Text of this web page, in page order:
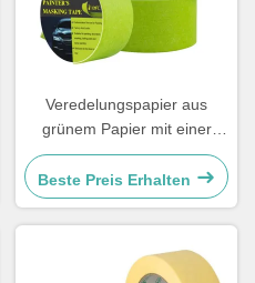
Veredelungspapier aus
grünem Papier mit einer
Dicke von 150 bis 170
Mikrometern
Beste Preis Erhalten